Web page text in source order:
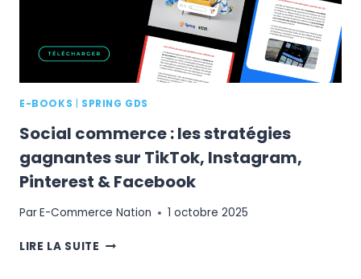
E-
COMMERCE
E-BOOKS SPRING GDS
Social commerce : les stratégies
gagnantes sur TikTok, Instagram,
Pinterest & Facebook
ParE-Commerce Nation 1 octobre 2025
LIRE LA SUITE SOCIAL